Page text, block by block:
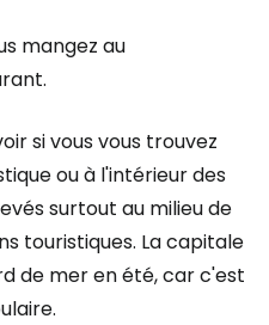
mangez au
si vous vous trouvez
ou à l'intérieur des
surtout au milieu de
touristiques. La capitale
de mer en été, car c'est